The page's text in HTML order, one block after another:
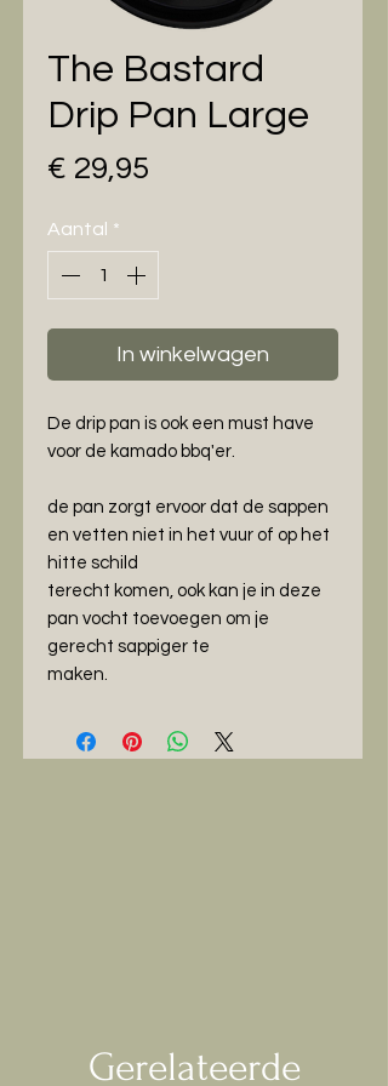
The Bastard
Drip Pan Large
€ 29,95
Aantal *
In winkelwagen
De drip pan is ook een must have
voor de kamado bbq'er.
de pan zorgt ervoor dat de sappen
en vetten niet in het vuur of op het
hitte schild
terecht komen, ook kan je in deze
pan vocht toevoegen om je
gerecht sappiger te
maken.
Gerelateerde